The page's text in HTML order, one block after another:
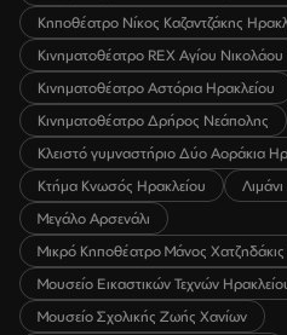
Κηποθέατρο Νίκος Καζαντζάκης
Κινηματοθέατρο REX Αγίου Νικολάου
Κινηματοθέατρο Αστόρια Ηρακλείου
Κινηματοθέατρο Δρήρος Νεάπολης
Κλειστό γυμναστήριο Δύο Αοράκια
Κτήμα Κνωσός Ηρακλείου
Μεγάλο Αρσενάλι
Μικρό Κηποθέατρο Μάνος Χατζηδάκις
Μουσείο Εικαστικών Τεχνών
Μουσείο Σχολικής Ζωής Χανίων